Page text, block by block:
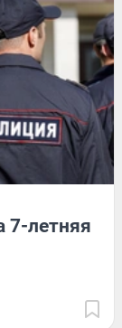
7-летняя